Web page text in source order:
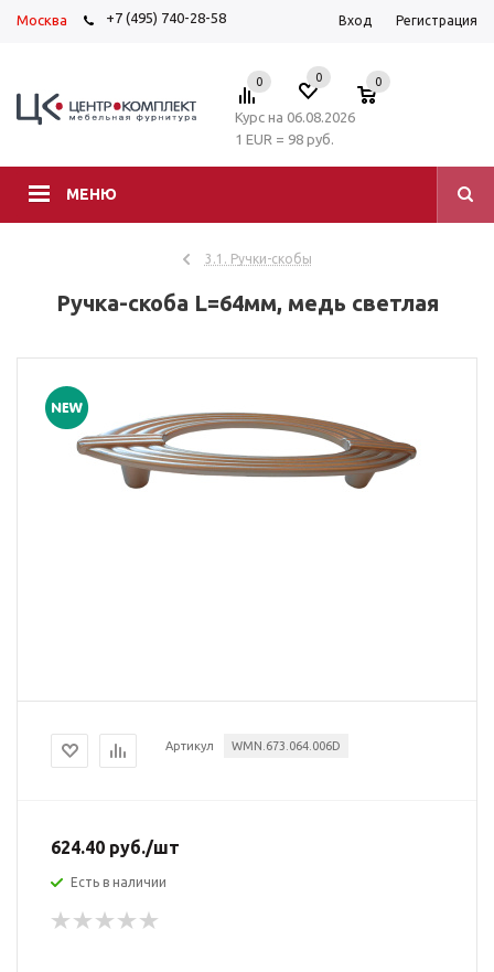
Москва +7 (495) 740-28-58 Вход Регистрация
МЕНЮ
0 0 0
Курс на 06.08.2026
1 EUR = 98 руб.
3.1. Ручки-скобы
Ручка-скоба L=64мм, медь светлая
Артикул WMN.673.064.006D
624.40 руб./шт
Есть в наличии